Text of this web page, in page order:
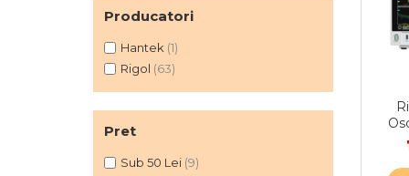
Producatori
Hantek (1)
Rigol (63)
Pret
Sub 50 Lei (9)